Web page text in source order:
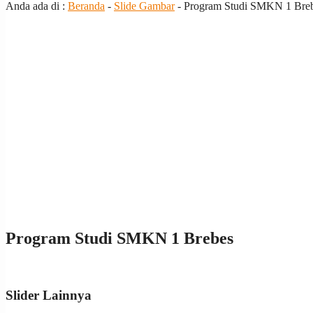
Anda ada di : Beranda - Slide Gambar- Program Studi SMKN 1
Program Studi SMKN 1 Brebes
Slider Lainnya